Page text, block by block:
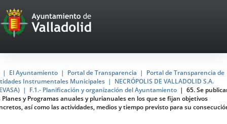
Portal
Web
del
Ayuntamiento
de
Valladolid
El Ayuntamiento Portal de Transparencia
Portal de Transparencia de
Instrumentales Municipales
NECRÓPOLIS DE VALLADOLID S.A.
F.1.- Planificación y organización del Ayuntamiento
65. Se
Planes y Programas anuales y plurianuales en los que se fijan objetivos
así como las actividades, medios y tiempo previsto para su